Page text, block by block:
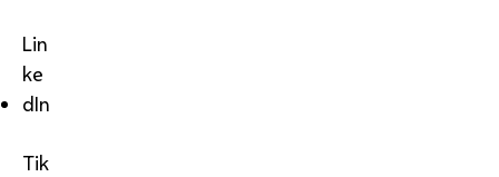
Lin
ke
dIn
Tik